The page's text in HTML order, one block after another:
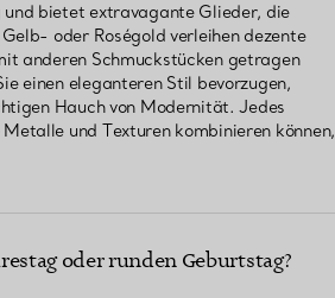
bietet extravagante Glieder, die
oder Roségold verleihen dezente
anderen Schmuckstücken getragen
einen eleganteren Stil bevorzugen,
Hauch von Modernität. Jedes
und Texturen kombinieren können,
oder runden Geburtstag?